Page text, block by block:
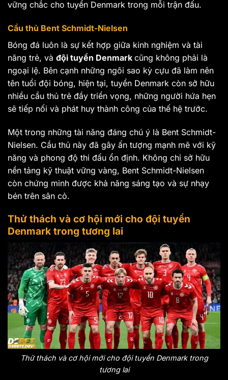
vững chắc cho tuyển Denmark trong mỗi trận đấu.
Cầu thủ Bent Schmidt-Nielsen
Bóng đá luôn là sự kết hợp giữa kinh nghiệm và tài
năng trẻ, và đội tuyển Denmark cũng không phải là
ngoại lệ. Bên cạnh những ngôi sao kỳ cựu đã làm nên
tên tuổi đội bóng, hiện tại, tuyển Denmark còn sở hữu
nhiều cầu thủ trẻ đầy triển vọng, những người hứa hẹn
sẽ tiếp nối và phát huy thành công của thế hệ trước.
Một trong những tài năng đáng chú ý là Bent Schmidt-
Nielsen. Cầu thủ này đã gây ấn tượng mạnh mẽ với kỹ
năng và phong độ thi đấu ổn định. Không chỉ sở hữu
nền tảng kỹ thuật vững vàng, Bent Schmidt-Nielsen
còn chứng minh được khả năng sáng tạo và sự nhạy
bén trên sân cỏ.
Thử thách và cơ hội mới cho đội tuyển
Denmark trong tương lai
Thử thách và cơ hội mới cho đội tuyển Denmark trong
tương lai